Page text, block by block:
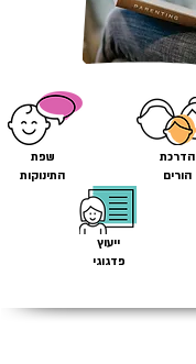
שפת
התינוקות
ייעוץ
פדגוגי
הדרכת
הורים